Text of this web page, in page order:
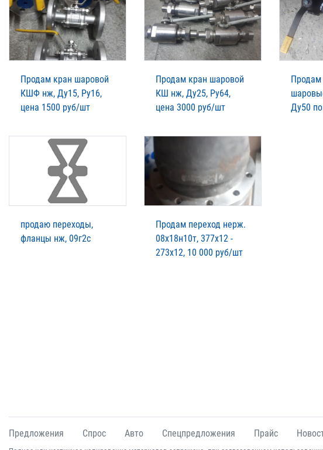
Продам кран шаровой
КШФ нж, Ду15, Ру16,
цена 1500 руб/шт
Продам кран шаровой
КШ нж, Ду25, Ру64,
цена 3000 руб/шт
Ду50
продаю переходы,
фланцы нж, 09г2с
Продам переход нерж.
08х18н10т, 377х12 -
273х12, 10 000 руб/шт
Предложения Спрос Авто Спецпредложения Прайс